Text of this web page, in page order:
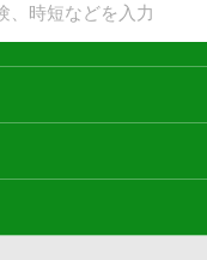
サービス
する
援サービス